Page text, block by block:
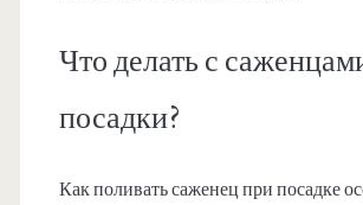
Что делать с
посадки?
Как поливать саженец при посадке